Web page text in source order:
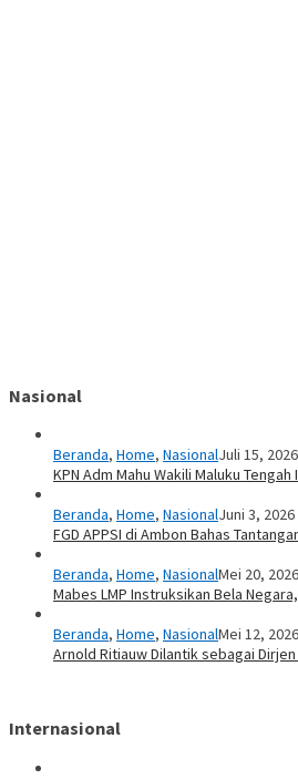
Nasional
Beranda, Home, NasionalJuli 15, 2026
KPN Adm Mahu Wakili Maluku
Beranda, Home, NasionalJuni 3, 2026
FGD APPSI di Ambon Bahas
Beranda, Home, NasionalMei 20, 2026
Mabes LMP Instruksikan Bela
Beranda, Home, NasionalMei 12, 2026
Arnold Ritiauw Dilantik sebagai
Internasional